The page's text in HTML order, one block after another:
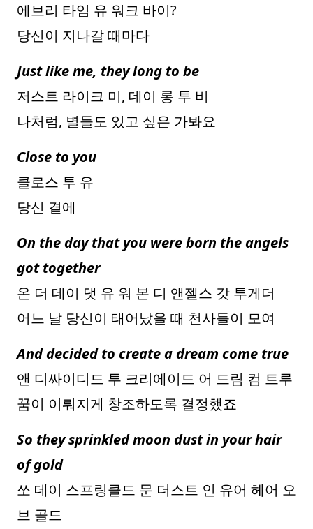
에브리 타임 유 워크 바이?
당신이 지나갈 때마다
Just like me, they long to be
저스트 라이크 미, 데이 롱 투 비
나처럼, 별들도 있고 싶은 가봐요
Close to you
클로스 투 유
당신 곁에
On the day that you were born the angels
got together
온 더 데이 댓 유 워 본 디 앤젤스 갓 투게더
어느 날 당신이 태어났을 때 천사들이 모여
And decided to create a dream come true
앤 디싸이디드 투 크리에이드 어 드림 컴 트루
꿈이 이뤄지게 창조하도록 결정했죠
So they sprinkled moon dust in your hair
of gold
쏘 데이 스프링클드 문 더스트 인 유어 헤어 오
브 골드